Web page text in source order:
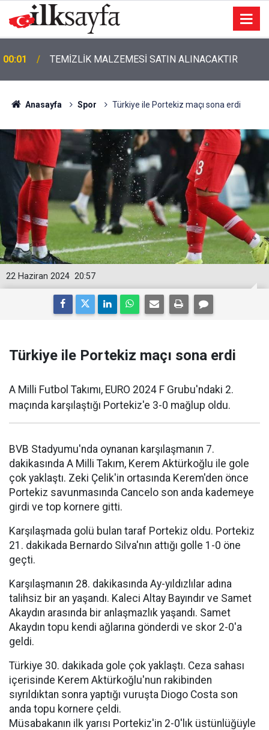
00:01 TEMİZLİK MALZEMESİ SATIN ALINACAKTIR
Anasayfa Spor Türkiye ile Portekiz maçı sona erdi
20:57
22 Haziran 2024
Türkiye ile Portekiz maçı sona erdi
A Milli Futbol Takımı, EURO 2024 F Grubu'ndaki 2.
maçında karşılaştığı Portekiz'e 3-0 mağlup oldu.
BVB Stadyumu'nda oynanan karşılaşmanın 7.
dakikasında A Milli Takım, Kerem Aktürkoğlu ile gole
çok yaklaştı. Zeki Çelik'in ortasında Kerem'den önce
Portekiz savunmasında Cancelo son anda kademeye
girdi ve top kornere gitti.
Karşılaşmada golü bulan taraf Portekiz oldu. Portekiz
21. dakikada Bernardo Silva'nın attığı golle 1-0 öne
geçti.
Karşılaşmanın 28. dakikasında Ay-yıldızlılar adına
talihsiz bir an yaşandı. Kaleci Altay Bayındır ve Samet
Akaydın arasında bir anlaşmazlık yaşandı. Samet
Akaydın topu kendi ağlarına gönderdi ve skor 2-0'a
geldi.
Türkiye 30. dakikada gole çok yaklaştı. Ceza sahası
içerisinde Kerem Aktürkoğlu'nun rakibinden
sıyrıldıktan sonra yaptığı vuruşta Diogo Costa son
anda topu kornere çeldi.
Müsabakanın ilk yarısı Portekiz'in 2-0'lık üstünlüğüyle